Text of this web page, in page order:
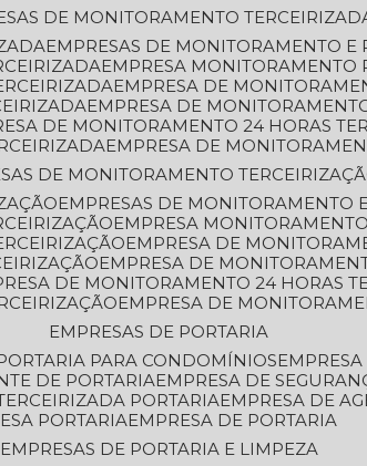
DE MONITORAMENTO
EMPRESAS DE MONITORAMENTO
EMPRESA
EMPRESA DE
EMPRESA DE
DE MONITORAMENTO 24 HORAS
EMPRESA DE
DE MONITORAMENTO
EMPRESAS DE MONITORAMENTO
EMPRESA
EMPRESA DE
EMPRESA DE
DE MONITORAMENTO 24 HORAS
EMPRESA DE
EMPRESAS DE PORTARIA
PORTARIA PARA CONDOMÍNIOS
DE PORTARIA
EMPRESA DE
TERCEIRIZADA PORTARIA
EMPRESA DE
PORTARIA
EMPRESA DE PORTARIA
EMPRESAS DE PORTARIA E LIMPEZA